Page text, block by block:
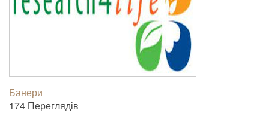
Банери
174 Пере­гля­дів